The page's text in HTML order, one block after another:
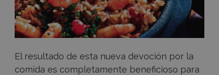
El resultado de esta nueva devoción por la
comida es completamente beneficioso para